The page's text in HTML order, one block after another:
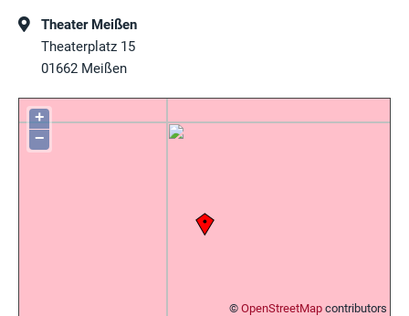
Theater Meißen
Theaterplatz 15
01662 Meißen
+
−
© OpenStreetMap contributors